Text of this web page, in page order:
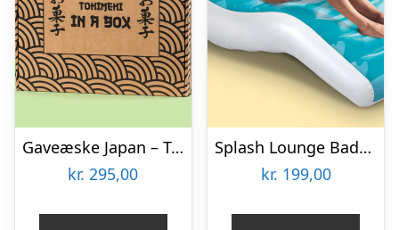
Gaveæske Japan – Tokimeki
kr. 295,00
Splash Lounge Bademadras – Intex
kr. 199,00